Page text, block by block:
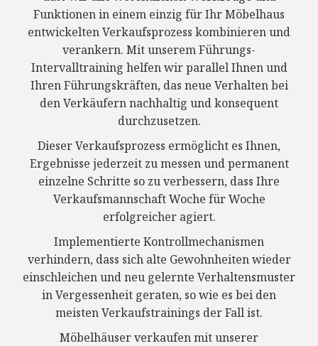
Funktionen in einem einzig für Ihr Möbelhaus
entwickelten Verkaufsprozess kombinieren und
verankern. Mit unserem Führungs-
Intervalltraining helfen wir parallel Ihnen und
Ihren Führungskräften, das neue Verhalten bei
den Verkäufern nachhaltig und konsequent
durchzusetzen.
Dieser Verkaufsprozess ermöglicht es Ihnen,
Ergebnisse jederzeit zu messen und permanent
einzelne Schritte so zu verbessern, dass Ihre
Verkaufsmannschaft Woche für Woche
erfolgreicher agiert.
Implementierte Kontrollmechanismen
verhindern, dass sich alte Gewohnheiten wieder
einschleichen und neu gelernte Verhaltensmuster
in Vergessenheit geraten, so wie es bei den
meisten Verkaufstrainings der Fall ist.
Möbelhäuser verkaufen mit unserer